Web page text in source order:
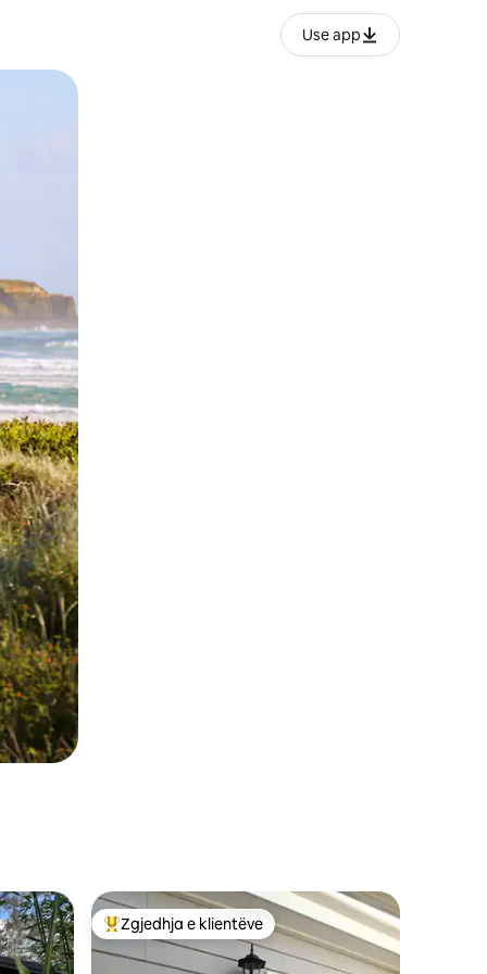
Use app
ekranin.
Më të mirat e zgjedhjeve të klientëve
Zgjedhja e klientëve